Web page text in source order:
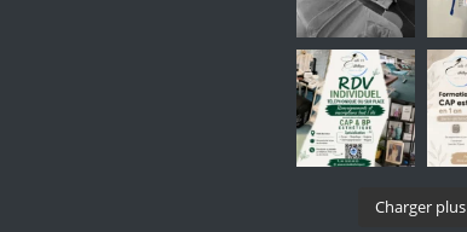
Charger plus